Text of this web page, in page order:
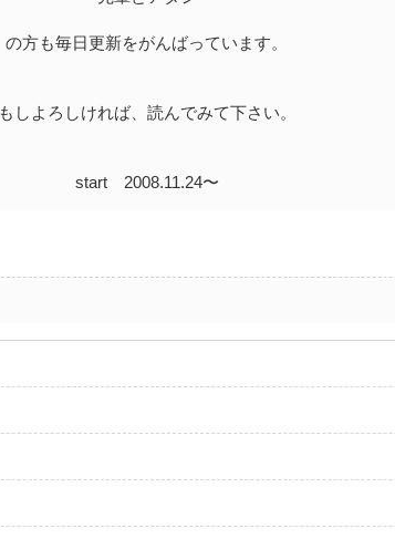
の方も毎日更新をがんばっています。
もしよろしければ、読んでみて下さい。
start 2008.11.24〜